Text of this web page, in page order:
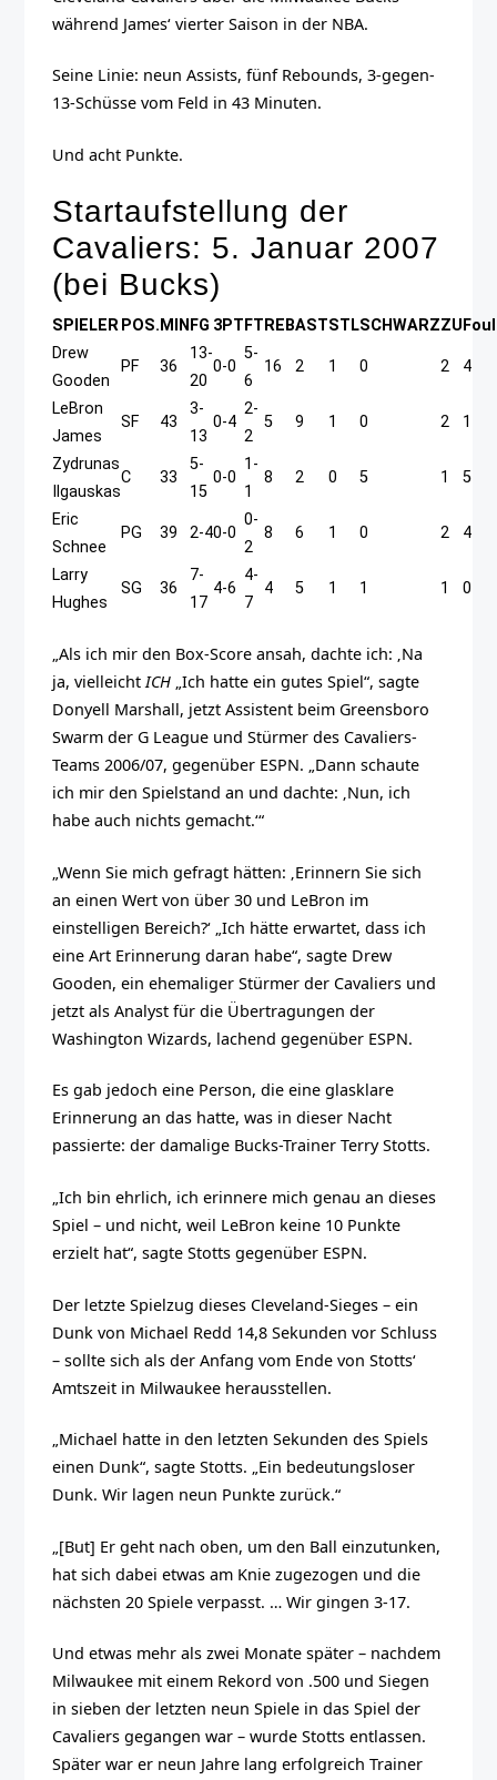
während James‘ vierter Saison in der NBA.
Seine Linie: neun Assists, fünf Rebounds, 3-gegen-
13-Schüsse vom Feld in 43 Minuten.
Und acht Punkte.
Startaufstellung der
Cavaliers: 5. Januar 2007
(bei Bucks)
SPIELER POS. MIN FG 3PT FT REBASTSTLSCHWARZZU
Drew
Gooden
PF 36
13-
20
0-0
5-
6
16 2 1 0 2 4
LeBron
James
SF 43
3-
13
0-4
2-
2
5 9 1 0 2 1
Zydrunas
Ilgauskas
C 33
5-
15
0-0
1-
1
8 2 0 5 1 5
Eric
Schnee
PG 39 2-40-0
0-
2
8 6 1 0 2 4
Larry
Hughes
SG 36
7-
17
4-6
4-
7
4 5 1 1 1 0
„Als ich mir den Box-Score ansah, dachte ich: ‚Na
ja, vielleichtICH „Ich hatte ein gutes Spiel“, sagte
Donyell Marshall, jetzt Assistent beim Greensboro
Swarm der G League und Stürmer des Cavaliers-
Teams 2006/07, gegenüber ESPN. „Dann schaute
ich mir den Spielstand an und dachte: ‚Nun, ich
habe auch nichts gemacht.‘“
„Wenn Sie mich gefragt hätten: ‚Erinnern Sie sich
an einen Wert von über 30 und LeBron im
einstelligen Bereich?‘ „Ich hätte erwartet, dass ich
eine Art Erinnerung daran habe“, sagte Drew
Gooden, ein ehemaliger Stürmer der Cavaliers und
jetzt als Analyst für die Übertragungen der
Washington Wizards, lachend gegenüber ESPN.
Es gab jedoch eine Person, die eine glasklare
Erinnerung an das hatte, was in dieser Nacht
passierte: der damalige Bucks-Trainer Terry Stotts.
„Ich bin ehrlich, ich erinnere mich genau an dieses
Spiel – und nicht, weil LeBron keine 10 Punkte
erzielt hat“, sagte Stotts gegenüber ESPN.
Der letzte Spielzug dieses Cleveland-Sieges – ein
Dunk von Michael Redd 14,8 Sekunden vor Schluss
– sollte sich als der Anfang vom Ende von Stotts‘
Amtszeit in Milwaukee herausstellen.
„Michael hatte in den letzten Sekunden des Spiels
einen Dunk“, sagte Stotts. „Ein bedeutungsloser
Dunk. Wir lagen neun Punkte zurück.“
„[But] Er geht nach oben, um den Ball einzutunken,
hat sich dabei etwas am Knie zugezogen und die
nächsten 20 Spiele verpasst. … Wir gingen 3-17.
Und etwas mehr als zwei Monate später – nachdem
Milwaukee mit einem Rekord von .500 und Siegen
in sieben der letzten neun Spiele in das Spiel der
Cavaliers gegangen war – wurde Stotts entlassen.
Später war er neun Jahre lang erfolgreich Trainer